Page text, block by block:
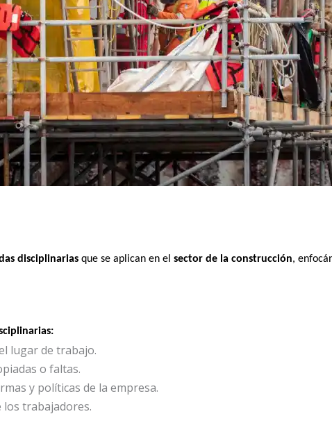
disciplinarias que se aplican en el sector de la construcción,
lugar de trabajo.
o faltas.
y políticas de la empresa.
los trabajadores.